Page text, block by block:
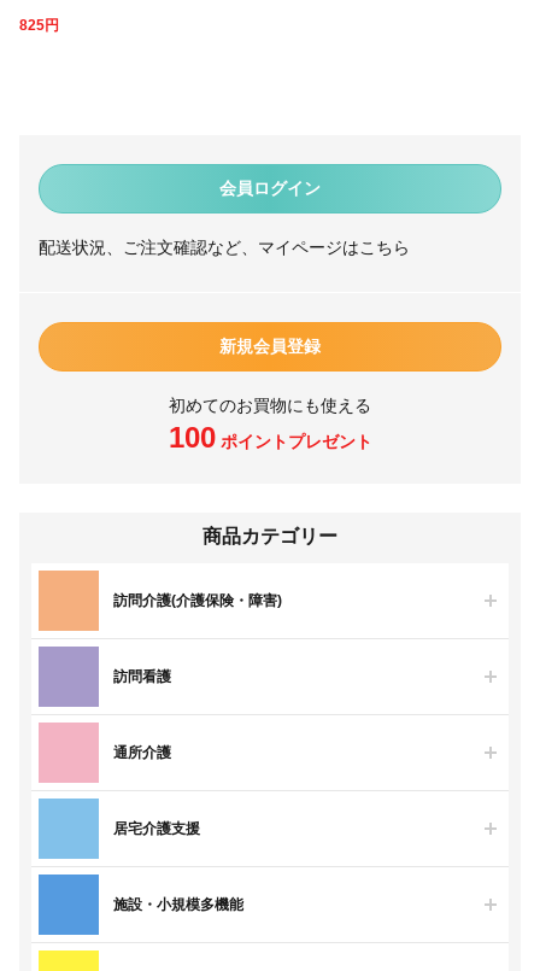
会員ログイン
配送状況、ご注文確認など、マイページはこちら
新規会員登録
初めてのお買物にも使える
100ポイントプレゼント
商品カテゴリー
訪問介護(介護保険・障害)
訪問看護
通所介護
居宅介護支援
施設・小規模多機能
825円